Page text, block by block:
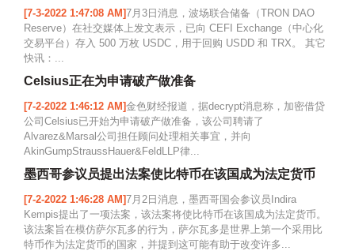
[7-3-2022 1:47:08 AM]7月3日消息，波场联合储备（TRON DAO
Reserve）在社交媒体上发文表示，已向 CEFI Exchange（中心化
交易平台）存入 500 万枚 USDC，用于回购 USDD 和 TRX。 其它
快讯：...
Celsius正在为申请破产做准备
[7-2-2022 1:46:12 AM]金色财经报道，据decrypt消息称，加密借贷
公司Celsius已开始为申请破产做准备，该公司聘请了
Alvarez&Marsal公司担任顾问处理相关事宜，并向
AkinGumpStraussHauer&FeldLLP律...
墨西哥参议员提出法案使比特币在该国成为法定货币
[7-2-2022 1:46:28 AM]7月2日消息，墨西哥国会参议员Indira
Kempis提出了一项法案，该法案将使比特币在该国成为法定货币。
该法案旨在模仿萨尔瓦多的行为，萨尔瓦多是世界上第一个采用比
特币作为法定货币的国家，并提到这可能有助于改变许多...